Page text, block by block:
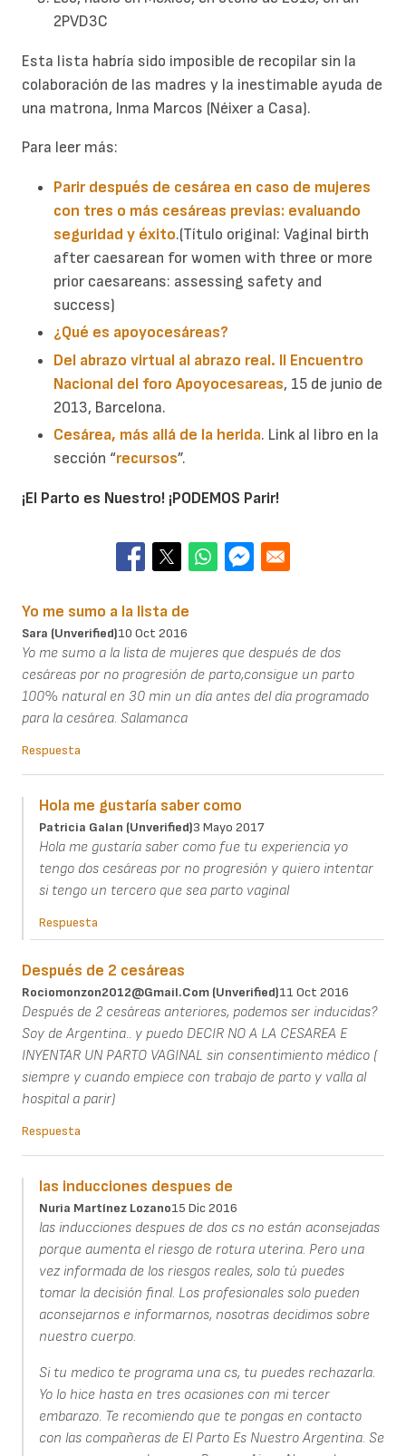
2PVD3C
Esta lista habría sido imposible de recopilar sin la
colaboración de las madres y la inestimable ayuda de
una matrona, Inma Marcos (Néixer a Casa).
Para leer más:
Parir después de cesárea en caso de mujeres
con tres o más cesáreas previas: evaluando
seguridad y éxito.(Título original: Vaginal birth
after caesarean for women with three or more
prior caesareans: assessing safety and
success)
¿Qué es apoyocesáreas?
Del abrazo virtual al abrazo real. II Encuentro
Nacional del foro Apoyocesareas, 15 de junio de
2013, Barcelona.
Cesárea, más allá de la herida. Link al libro en la
sección “recursos”.
¡El Parto es Nuestro! ¡PODEMOS Parir!
Yo me sumo a la lista de
Sara (unverified)10 Oct 2016
Yo me sumo a la lista de mujeres que después de dos
cesáreas por no progresión de parto,consigue un parto
100% natural en 30 min un día antes del día programado
para la cesárea. Salamanca
Respuesta
Hola me gustaría saber como
Patricia Galan (unverified)3 Mayo 2017
Hola me gustaría saber como fue tu experiencia yo
tengo dos cesáreas por no progresión y quiero intentar
si tengo un tercero que sea parto vaginal
Respuesta
Después de 2 cesáreas
Rociomonzon2012@gmail.com (unverified)11 Oct 2016
Después de 2 cesáreas anteriores, podemos ser inducidas?
Soy de Argentina.. y puedo DECIR NO A LA CESAREA E
INYENTAR UN PARTO VAGINAL sin consentimiento médico (
siempre y cuando empiece con trabajo de parto y valla al
hospital a parir)
Respuesta
las inducciones despues de
Nuria Martínez Lozano15 Dic 2016
las inducciones despues de dos cs no están aconsejadas
porque aumenta el riesgo de rotura uterina. Pero una
vez informada de los riesgos reales, solo tú puedes
tomar la decisión final. Los profesionales solo pueden
aconsejarnos e informarnos, nosotras decidimos sobre
nuestro cuerpo.
Si tu medico te programa una cs, tu puedes rechazarla.
Yo lo hice hasta en tres ocasiones con mi tercer
embarazo. Te recomiendo que te pongas en contacto
con las compañeras de El Parto Es Nuestro Argentina. Se